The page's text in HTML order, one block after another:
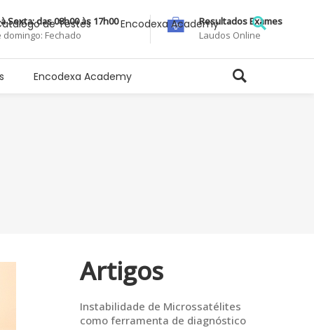
Sexta: das 08h00 às 17h00
domingo: Fechado
Resultados Exames
Laudos Online
Encodexa Academy
de Testes Encodexa Academy
Artigos
Instabilidade de Microssatélites
como ferramenta de diagnóstico